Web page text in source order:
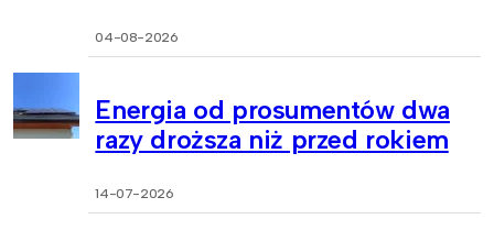
04-08-2026
Energia od prosumentów dwa
razy droższa niż przed rokiem
14-07-2026